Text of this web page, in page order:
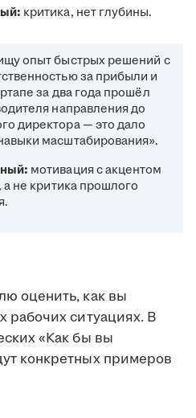
критика, нет глубины.
опыт быстрых решений с
за прибыли и
за два года прошёл
направления до
директора — это дало
масштабирования».
мотивация с акцентом
а не критика прошлого
оценить, как вы
рабочих ситуациях. В
«Как бы вы
конкретных примеров